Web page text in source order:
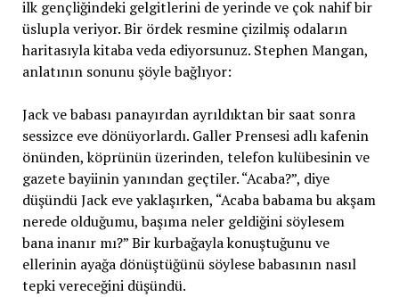
ilk gençliğindeki gelgitlerini de yerinde ve çok nahif bir
üslupla veriyor. Bir ördek resmine çizilmiş odaların
haritasıyla kitaba veda ediyorsunuz. Stephen Mangan,
anlatının sonunu şöyle bağlıyor:
Jack ve babası panayırdan ayrıldıktan bir saat sonra
sessizce eve dönüyorlardı. Galler Prensesi adlı kafenin
önünden, köprünün üzerinden, telefon kulübesinin ve
gazete bayiinin yanından geçtiler. “Acaba?”, diye
düşündü Jack eve yaklaşırken, “Acaba babama bu akşam
nerede olduğumu, başıma neler geldiğini söylesem
bana inanır mı?” Bir kurbağayla konuştuğunu ve
ellerinin ayağa dönüştüğünü söylese babasının nasıl
tepki vereceğini düşündü.